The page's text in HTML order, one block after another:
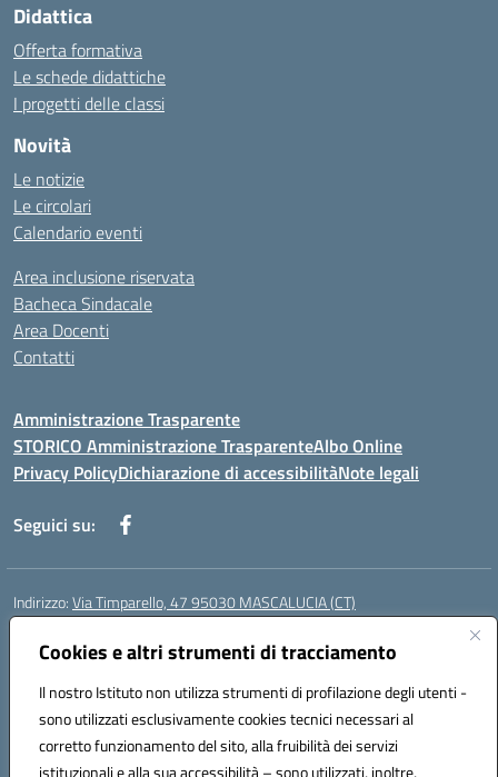
Cookies e altri strumenti di tracciamento
Il nostro Istituto non utilizza strumenti di profilazione degli utenti -
sono utilizzati esclusivamente cookies tecnici necessari al
corretto funzionamento del sito, alla fruibilità dei servizi
istituzionali e alla sua accessibilità – sono utilizzati, inoltre,
Didattica
Offerta formativa
Le schede didattiche
I progetti delle classi
Novità
Le notizie
Le circolari
Calendario eventi
Area inclusione riservata
Bacheca Sindacale
Area Docenti
Contatti
Amministrazione Trasparente
STORICO Amministrazione TrasparenteAlbo Online
Privacy PolicyDichiarazione di accessibilitàNote legali
Seguici su:
Indirizzo:Via Timparello, 47 95030 MASCALUCIA (CT)
Centralino:
Posta elettronica certificata (PEC):ctic8bc002@pec.istruzione.it
Codice fiscale: 93238350875
Codice meccanografico:ctic8bc002
Codice Indice delle Pubbliche Amministrazioni (IPA): istsc_ctic8bc002
Codice unico di fatturazione (CUF): 2PO2JW